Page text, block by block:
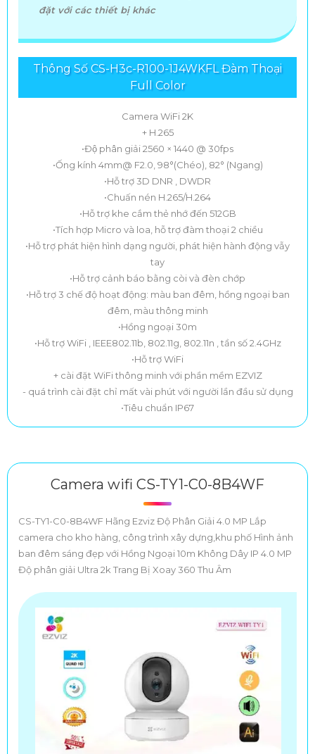
đặt với các thiết bị khác
Thông Số CS-H3c-R100-1J4WKFL Đàm Thoại
Full Color
Camera WiFi 2K
+ H.265
•Độ phân giải 2560 × 1440 @ 30fps
•Ống kính 4mm@ F2.0, 98°(Chéo), 82° (Ngang)
•Hỗ trợ 3D DNR , DWDR
•Chuấn nén H.265/H.264
•Hỗ trợ khe cắm thẻ nhớ đến 512GB
•Tích hợp Micro và loa, hỗ trợ đàm thoại 2 chiều
•Hỗ trợ phát hiện hình dạng người, phát hiện hành động vẫy
tay
•Hỗ trợ cảnh báo bằng còi và đèn chớp
•Hỗ trợ 3 chế độ hoạt động: màu ban đêm, hồng ngoại ban
đêm, màu thông minh
•Hồng ngoại 30m
•Hỗ trợ WiFi , IEEE802.11b, 802.11g, 802.11n , tần số 2.4GHz
•Hỗ trợ WiFi
+ cài đặt WiFi thông minh với phần mềm EZVIZ
- quá trình cài đặt chỉ mất vài phút với người lần đầu sử dụng
•Tiêu chuẩn IP67
Camera wifi CS-TY1-C0-8B4WF
CS-TY1-C0-8B4WF Hãng Ezviz Độ Phân Giải 4.0 MP Lắp
camera cho kho hàng, công trình xây dựng,khu phố Hình ảnh
ban đêm sáng đẹp với Hồng Ngoại 10m Không Dây IP 4.0 MP
Độ phân giải Ultra 2k Trang Bị Xoay 360 Thu Âm